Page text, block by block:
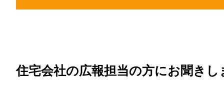
住宅会社の広報担当の方にお聞きし